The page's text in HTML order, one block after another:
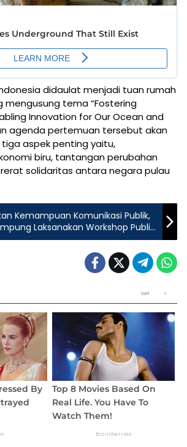
didaulat menjadi tuan rumah
mengusung tema “Fostering
Innovation for Our Ocean and
agenda pertemuan tersebut akan
aspek penting yaitu,
biru, tantangan perubahan
solidaritas antara negara pulau
Kemampuan Komunikasi Publik,
Laksanakan Workshop Public
dan Smartphone Videography